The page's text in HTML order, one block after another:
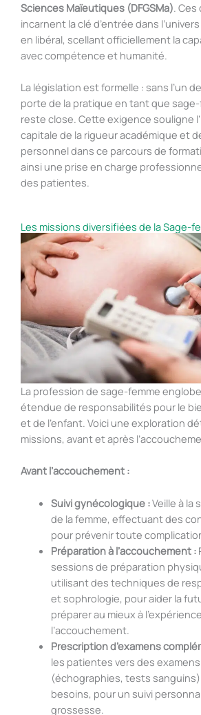
Sciences Maïeutiques (DFGSMa). Ces
incarnent la clé d’entrée dans
en libéral, scellant officiellement la
avec compétence et humanité.
La législation est formelle : sans l’un
porte de la pratique en tant que
reste close. Cette exigence souligne
capitale de la rigueur académique et
personnel dans ce parcours de
ainsi une prise en charge
des patientes.
Les missions diversifiées de la Sage-
La profession de sage-femme
étendue de responsabilités pour le
et de l’enfant. Voici une exploration
missions, avant et après
Avant l’accouchement :
Suivi gynécologique :Veille à la
de la femme, effectuant des
pour prévenir toute
Préparation à l’accouchement :
sessions de préparation
utilisant des techniques de
et sophrologie, pour aider la
préparer au mieux à
l’accouchement.
Prescription d’examens
les patientes vers des
(échographies, tests
besoins, pour un suivi
grossesse.